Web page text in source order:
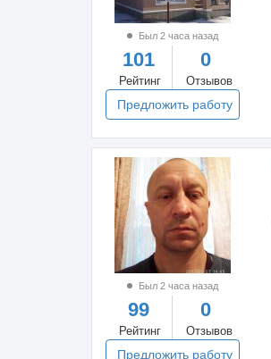
Был 2 часа назад
101
Рейтинг
0
Отзывов
Предложить работу
Был 2 часа назад
99
Рейтинг
0
Отзывов
Предложить работу